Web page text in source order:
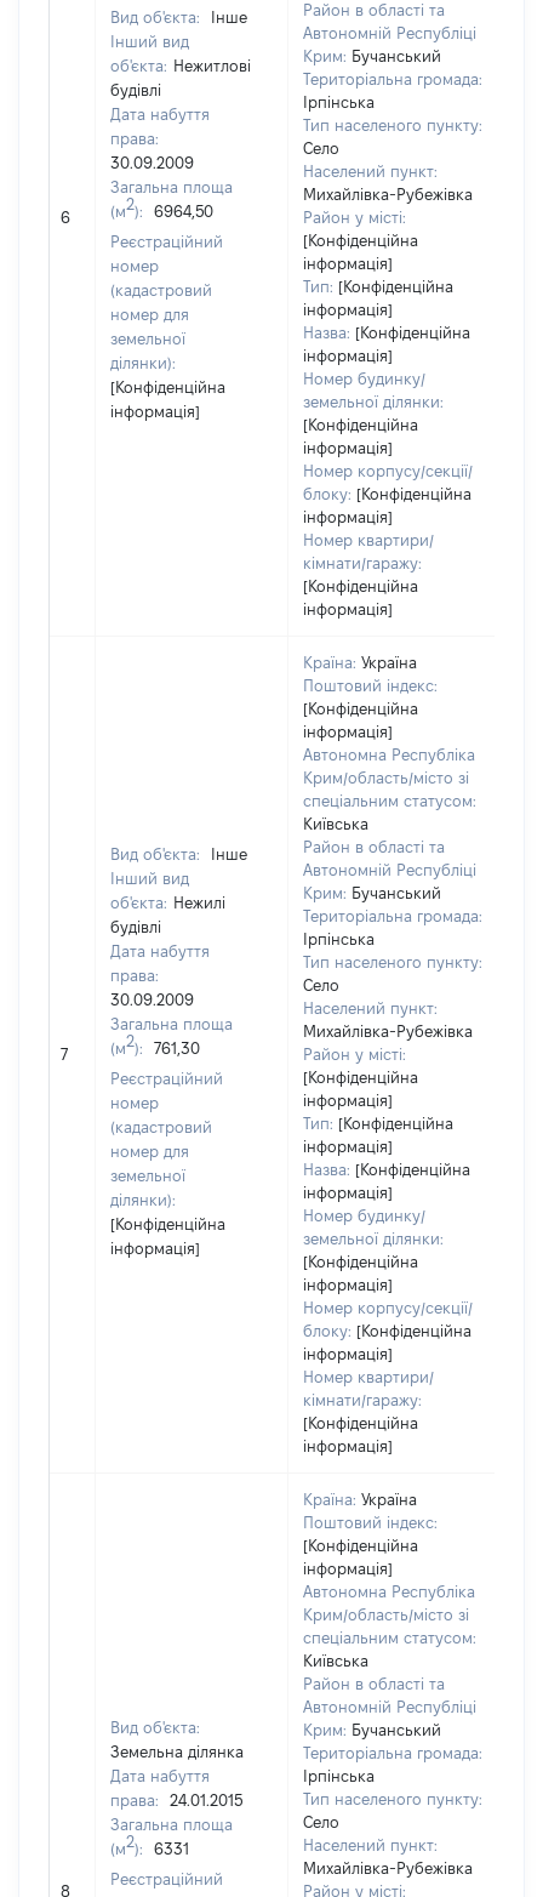
6
Вид об'єкта:
Інше
Інший вид
об'єкта: Нежитлові
будівлі
Дата набуття
права:
30.09.2009
Загальна площа
(м2):
6964,50
Реєстраційний
номер
(кадастровий
номер для
земельної
ділянки):
[Конфіденційна
інформація]
Район в області та
Автономній Республіці
Крим: Бучанський
Територіальна громада:
Ірпінська
Тип населеного пункту:
Село
Населений пункт:
Михайлівка-Рубежівка
Район у місті:
[Конфіденційна
інформація]
Тип: [Конфіденційна
інформація]
Назва: [Конфіденційна
інформація]
Номер будинку/
земельної ділянки:
[Конфіденційна
інформація]
Номер корпусу/секції/
блоку: [Конфіденційна
інформація]
Номер квартири/
кімнати/гаражу:
[Конфіденційна
інформація]
7
Вид об'єкта:
Інше
Інший вид
об'єкта: Нежилі
будівлі
Дата набуття
права:
30.09.2009
Загальна площа
(м2):
761,30
Реєстраційний
номер
(кадастровий
номер для
земельної
ділянки):
[Конфіденційна
інформація]
Країна: Україна
Поштовий індекс:
[Конфіденційна
інформація]
Автономна Республіка
Крим/область/місто зі
спеціальним статусом:
Київська
Район в області та
Автономній Республіці
Крим: Бучанський
Територіальна громада:
Ірпінська
Тип населеного пункту:
Село
Населений пункт:
Михайлівка-Рубежівка
Район у місті:
[Конфіденційна
інформація]
Тип: [Конфіденційна
інформація]
Назва: [Конфіденційна
інформація]
Номер будинку/
земельної ділянки:
[Конфіденційна
інформація]
Номер корпусу/секції/
блоку: [Конфіденційна
інформація]
Номер квартири/
кімнати/гаражу:
[Конфіденційна
інформація]
8
Вид об'єкта:
Земельна ділянка
Дата набуття
права:
24.01.2015
Загальна площа
(м2):
6331
Реєстраційний
Країна: Україна
Поштовий індекс:
[Конфіденційна
інформація]
Автономна Республіка
Крим/область/місто зі
спеціальним статусом:
Київська
Район в області та
Автономній Республіці
Крим: Бучанський
Територіальна громада:
Ірпінська
Тип населеного пункту:
Село
Населений пункт:
Михайлівка-Рубежівка
Район у місті: